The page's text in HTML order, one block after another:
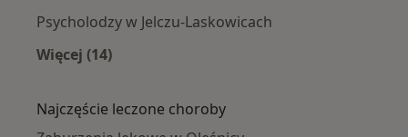
Psycholodzy w Jelczu-Laskowicach
Więcej (14)
Najczęście leczone choroby